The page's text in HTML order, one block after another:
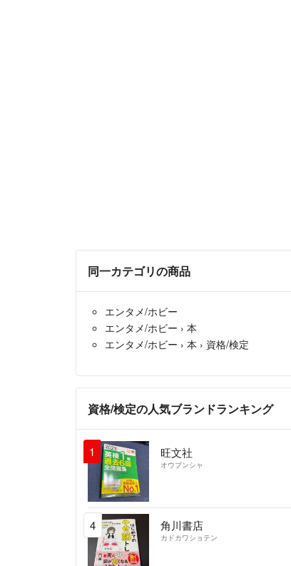
同一カテゴリの商品
エンタメ/ホビー
エンタメ/ホビー › 本
エンタメ/ホビー › 本 › 資格/検定
資格/検定の人気ブランドランキング
1 旺文社
オウブンシャ
4 角川書店
カドカワショテン